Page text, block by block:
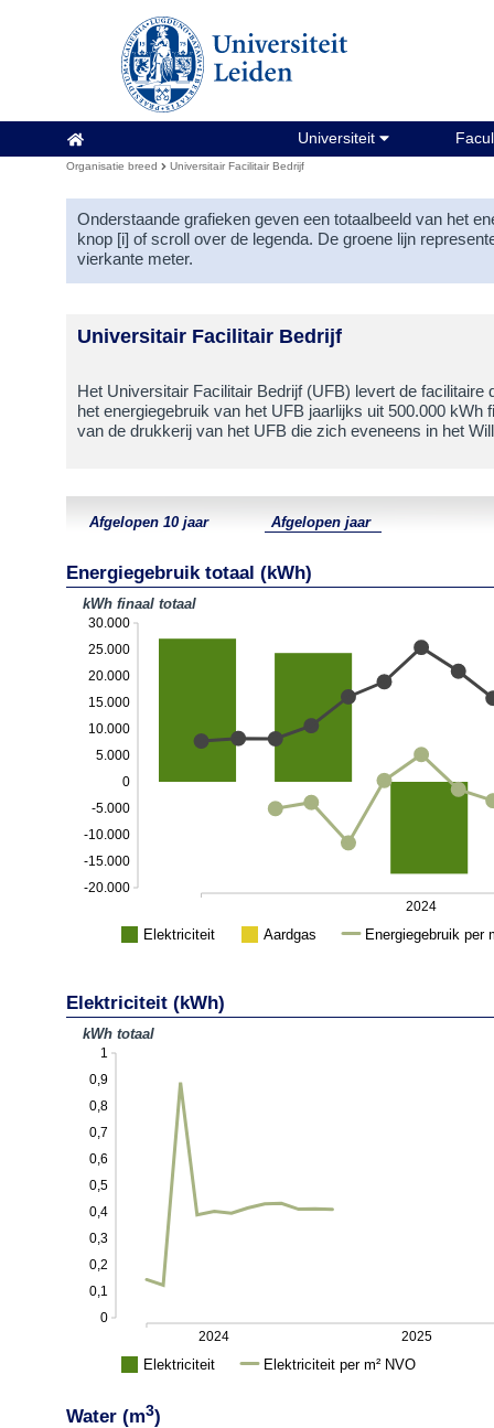
Elektriciteit (kWh)
Energiegebruik totaal (kWh)
Elektriciteit Elektriciteit per m² NVO
2024 2025
0
0,1
0,2
0,3
0,4
0,5
0,6
0,7
0,8
0,9
1
Organisatie breed Universitair Facilitair Bedrijf
Elektriciteit Aardgas Energiegebruik per
2024
-20.000
-15.000
-10.000
-5.000
0
5.000
10.000
15.000
20.000
25.000
30.000
Organisatie breed
Universiteit
Onderstaande grafieken geven een totaalbeeld van het
knop [i] of scroll over de legenda. De groene lijn
vierkante meter.
Universitair Facilitair Bedrijf
Het Universitair Facilitair Bedrijf (UFB) levert de
het energiegebruik van het UFB jaarlijks uit 500.000
van de drukkerij van het UFB die zich eveneens in het
Water (m3)
kWh finaal totaal
kWh totaal